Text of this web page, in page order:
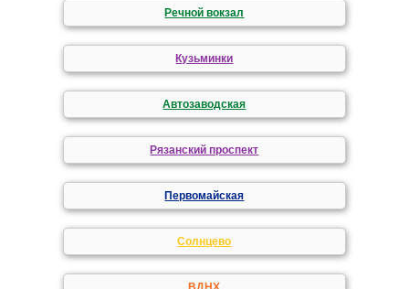
Речной вокзал
Кузьминки
Автозаводская
Рязанский проспект
Первомайская
Солнцево